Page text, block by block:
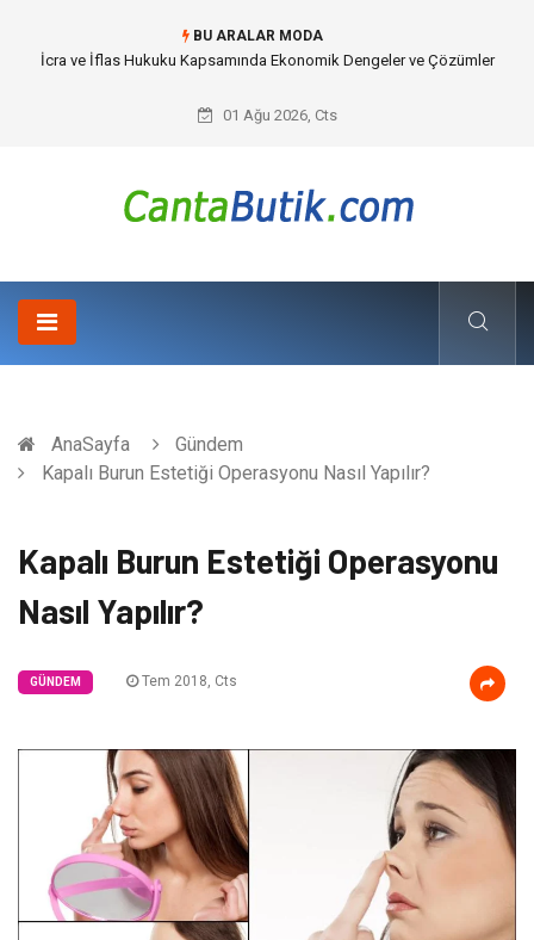
BU ARALAR MODA
İcra ve İflas Hukuku Kapsamında Ekonomik Dengeler ve Çözümler
01 Ağu 2026, Cts
AnaSayfa
Gündem
Kapalı Burun Estetiği Operasyonu Nasıl Yapılır?
Kapalı Burun Estetiği Operasyonu
Nasıl Yapılır?
GÜNDEM Tem 2018, Cts